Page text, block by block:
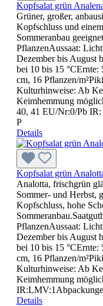
Kopfsalat grün
Grüner, großer,
Kopfschluss und
Sommeranbau
PflanzenAussaat:
Dezember bis August
bei 10 bis 15
cm, 16 Pflanzen/
Kulturhinweise: Ab
Keimhemmung
40, 41 EU/Nr:0/Pb
P
Details
Kopfsalat grün
Analotta, frischgrün
Sommer- und Herbst,
Kopfschluss, hohe
PflanzenAussaat:
Dezember bis August
bei 10 bis 15
cm, 16 Pflanzen/
Kulturhinweise: Ab
Keimhemmung
Details